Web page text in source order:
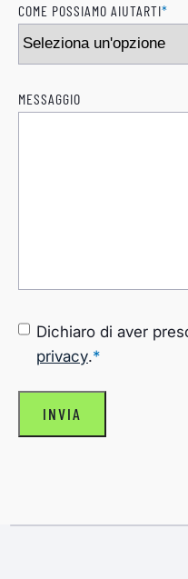
COME POSSIAMO AIUTARTI*
MESSAGGIO
CONSENSO*
Dichiaro di aver
privacy.*
INVIA